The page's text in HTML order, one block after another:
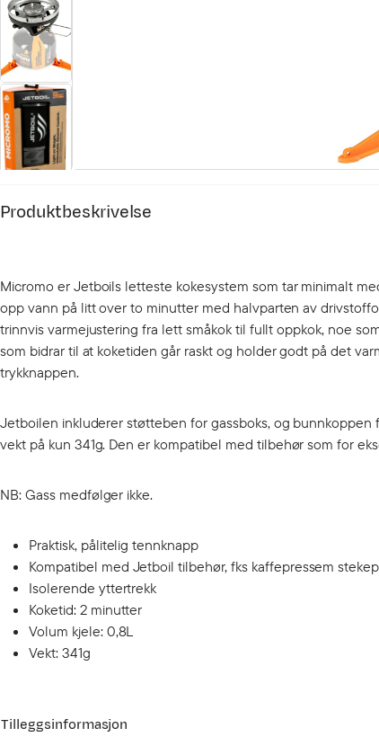
Produktbeskrivelse
Micromo er Jetboils letteste kokesystem som tar minimalt
opp vann på litt over to minutter med halvparten av
trinnvis varmejustering fra lett småkok til fullt oppkok, noe
som bidrar til at koketiden går raskt og holder godt på det
trykknappen.
Jetboilen inkluderer støtteben for gassboks, og
vekt på kun 341g. Den er kompatibel med tilbehør som for
NB: Gass medfølger ikke.
Praktisk, pålitelig tennknapp
Kompatibel med Jetboil tilbehør, fks kaffepressem
Isolerende yttertrekk
Koketid: 2 minutter
Volum kjele: 0,8L
Vekt: 341g
Tilleggsinformasjon